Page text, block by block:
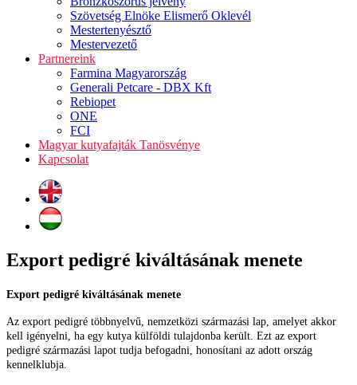
Szövetség Elnöke Elismerő Oklevél
Mestertenyésztő
Mestervezető
Partnereink
Farmina Magyarország
Generali Petcare - DBX Kft
Rebiopet
ONE
FCI
Magyar kutyafajták Tanösvénye
Kapcsolat
Export pedigré kiváltásának menete
Export pedigré kiváltásának menete
Az export pedigré többnyelvű, nemzetközi származási lap, amelyet akkor
kell igényelni, ha egy kutya külföldi tulajdonba került. Ezt az export
pedigré származási lapot tudja befogadni, honosítani az adott ország
kennelklubja.